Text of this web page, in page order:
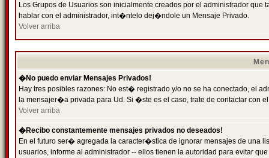
Los Grupos de Usuarios son inicialmente creados por el administrador
hablar con el administrador, int�ntelo dej�ndole un Mensaje Privado.
Volver arriba
�No puedo enviar Mensajes Privados!
Hay tres posibles razones: No est� registrado y/o no se ha conectado, el
la mensajer�a privada para Ud. Si �ste es el caso, trate de contactar con
Volver arriba
�Recibo constantemente mensajes privados no deseados!
En el futuro ser� agregada la caracter�stica de ignorar mensajes de una
usuarios, informe al administrador -- ellos tienen la autoridad para evitar